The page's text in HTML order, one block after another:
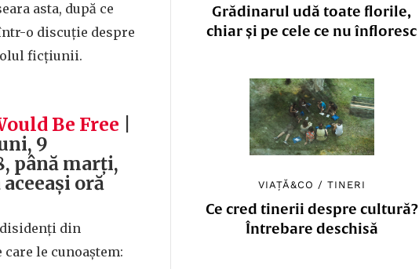
Grădinarul udă toate florile,
chiar și pe cele ce nu înfloresc
VIAȚĂ&CO /TINERI
Ce cred tinerii despre cultură?
Întrebare deschisă
asta, după ce
o discuție despre
ficțiunii.
Be Free
9
până marți,
oră
disidenți din
le cunoaștem: